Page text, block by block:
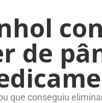
de
que conseguiu